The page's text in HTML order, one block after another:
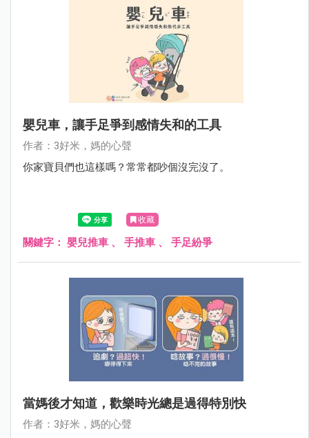
嬰兒車，讓手足爭到感情失和的工具
作者：3好米，媽的心聲
你家寶貝們也這樣嗎？常常都吵個沒完沒了。
收藏
關鍵字： 嬰兒推車 、 手推車 、 手足紛爭
當媽後才知道，歡樂時光總是過得特別快
作者：3好米，媽的心聲